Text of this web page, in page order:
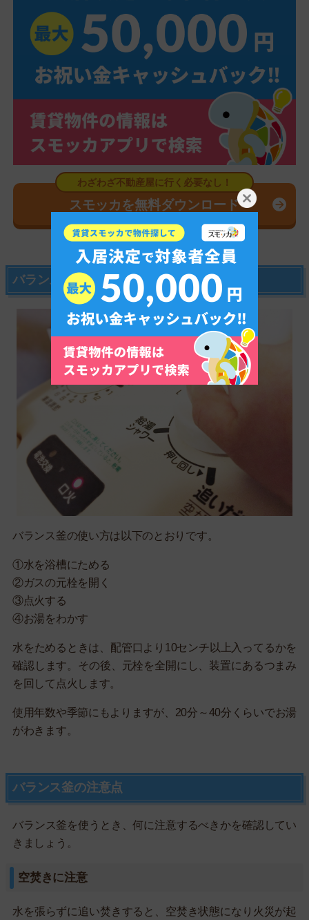
スモッカを無料ダウンロード
バランス釜の使い方
バランス釜の使い方は以下のとおりです。
①水を浴槽にためる
②ガスの元栓を開く
③点火する
④お湯をわかす
水をためるときは、配管口より10センチ以上入ってるかを
確認します。その後、元栓を全開にし、装置にあるつまみ
を回して点火します。
使用年数や季節にもよりますが、20分～40分くらいでお湯
がわきます。
バランス釜の注意点
バランス釜を使うとき、何に注意するべきかを確認してい
きましょう。
空焚きに注意
水を張らずに追い焚きすると、空焚き状態になり火災が起